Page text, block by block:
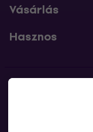
Vásárlás
Hasznos